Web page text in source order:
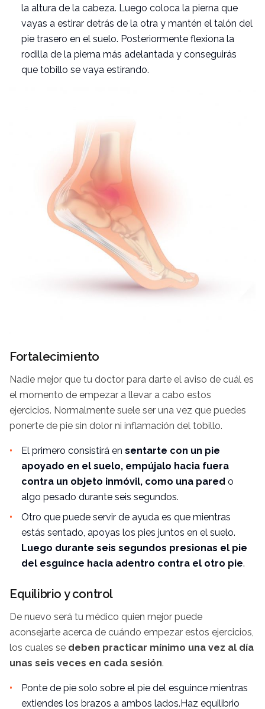
la altura de la cabeza. Luego coloca la pierna que
vayas a estirar detrás de la otra y mantén el talón del
pie trasero en el suelo. Posteriormente flexiona la
rodilla de la pierna más adelantada y conseguirás
que tobillo se vaya estirando.
Fortalecimiento
Nadie mejor que tu doctor para darte el aviso de cuál es
el momento de empezar a llevar a cabo estos
ejercicios. Normalmente suele ser una vez que puedes
ponerte de pie sin dolor ni inflamación del tobillo.
El primero consistirá en sentarte con un pie
apoyado en el suelo, empújalo hacia fuera
contra un objeto inmóvil, como una pared o
algo pesado durante seis segundos.
Otro que puede servir de ayuda es que mientras
estás sentado, apoyas los pies juntos en el suelo.
Luego durante seis segundos presionas el pie
del esguince hacia adentro contra el otro pie.
Equilibrio y control
De nuevo será tu médico quien mejor puede
aconsejarte acerca de cuándo empezar estos ejercicios,
los cuales se deben practicar mínimo una vez al día
unas seis veces en cada sesión.
Ponte de pie solo sobre el pie del esguince mientras
extiendes los brazos a ambos lados.Haz equilibrio